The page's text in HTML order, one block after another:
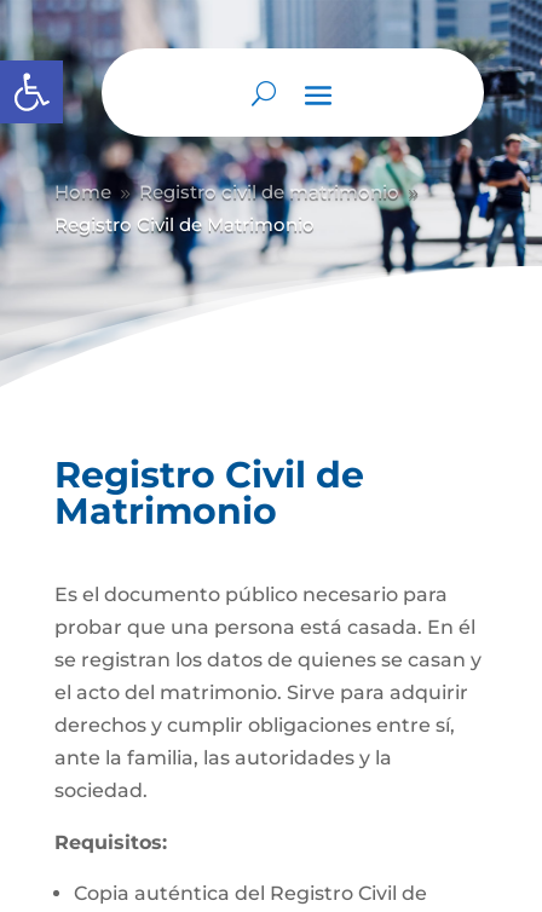
Abrir barra de herramientas
Home 9 Registro civil de matrimonio 9
Registro Civil de Matrimonio
Registro Civil de
Matrimonio
Es el documento público necesario para
probar que una persona está casada. En él
se registran los datos de quienes se casan y
el acto del matrimonio. Sirve para adquirir
derechos y cumplir obligaciones entre sí,
ante la familia, las autoridades y la
sociedad.
Requisitos:
Copia auténtica del Registro Civil de